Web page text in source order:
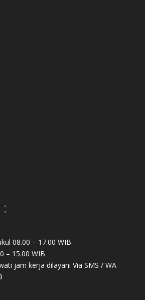
08.00 – 17.00 WIB
– 15.00 WIB
jam kerja dilayani Via SMS / WA